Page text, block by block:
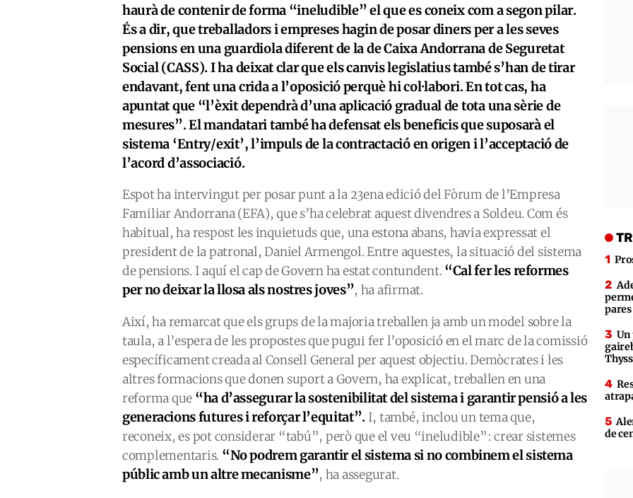
haurà de contenir de forma “ineludible” el que es coneix com a segon pilar.
És a dir, que treballadors i empreses hagin de posar diners per a les seves
pensions en una guardiola diferent de la de Caixa Andorrana de Seguretat
Social (CASS). I ha deixat clar que els canvis legislatius també s’han de tirar
endavant, fent una crida a l’oposició perquè hi col·labori. En tot cas, ha
apuntat que “l’èxit dependrà d’una aplicació gradual de tota una sèrie de
mesures”. El mandatari també ha defensat els beneficis que suposarà el
sistema ‘Entry/exit’, l’impuls de la contractació en origen i l’acceptació de
l’acord d’associació.
Espot ha intervingut per posar punt a la 23ena edició del Fòrum de l’Empresa
Familiar Andorrana (EFA), que s’ha celebrat aquest divendres a Soldeu. Com és
habitual, ha respost les inquietuds que, una estona abans, havia expressat el
president de la patronal, Daniel Armengol. Entre aquestes, la situació del sistema
de pensions. I aquí el cap de Govern ha estat contundent. “Cal fer les reformes
per no deixar la llosa als nostres joves”, ha afirmat.
Així, ha remarcat que els grups de la majoria treballen ja amb un model sobre la
taula, a l’espera de les propostes que pugui fer l’oposició en el marc de la comissió
específicament creada al Consell General per aquest objectiu. Demòcrates i les
altres formacions que donen suport a Govern, ha explicat, treballen en una
reforma que “had’assegurar lasostenibilitatdel sistema i garantir pensió a les
generacions futuresireforçar l’equitat”.I, també, inclou un tema que,
reconeix, es pot considerar “tabú”, però que el veu “ineludible”: crear sistemes
complementaris. “No podrem garantir el sistema si no combinem el sistema
públic amb un altre mecanisme”, ha assegurat.
pares
Un
de